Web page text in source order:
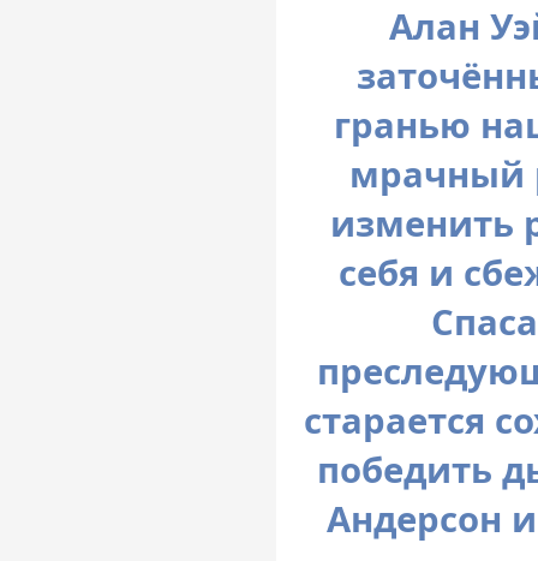
Алан
гранью
мрачный
изменить
себя и
старается
победить
Андерсон